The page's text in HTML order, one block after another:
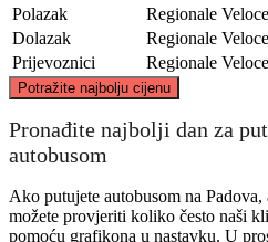
Polazak
Regionale Veloce
Dolazak
Regionale Veloce
Prijevoznici
Regionale Veloce
Potražite najbolju cijenu
©
Pronađite najbolji dan za
autobusom
Ako putujete autobusom na
možete provjeriti koliko često naši
pomoću grafikona u nastavku. U